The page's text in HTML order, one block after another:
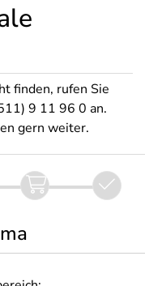
finden, rufen Sie
9 11 96 0 an.
gern weiter.